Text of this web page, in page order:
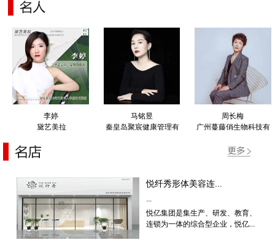
李婷
黛艺美拉
马铭昱
秦皇岛聚宸健康管理有
周长梅
广州蔓藤俏生物科技有
悦纤秀形体美容连...
...
悦亿集团是集生产、研发、教育、
连锁为一体的综合型企业，悦亿...